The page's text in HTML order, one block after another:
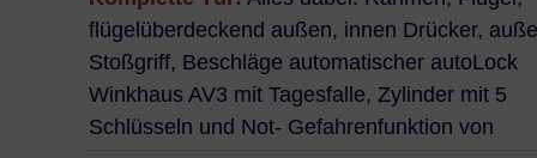
flügelüberdeckend außen, innen Drücker,
Stoßgriff, Beschläge automatischer autoLock
Winkhaus AV3 mit Tagesfalle, Zylinder mit 5
Schlüsseln und Not- Gefahrenfunktion von